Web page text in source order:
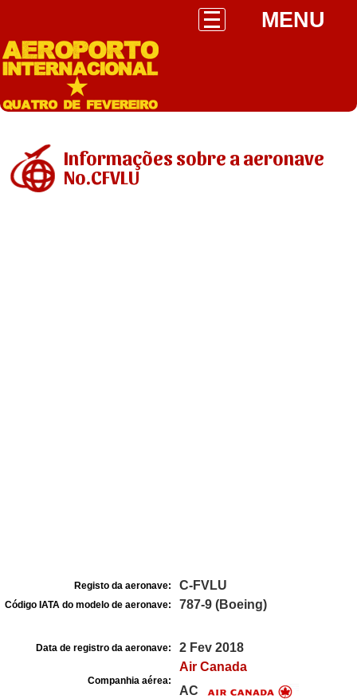
MENU
Informações sobre a aeronave
No.CFVLU
Registo da aeronave: C-FVLU
Código IATA do modelo de aeronave: 787-9 (Boeing)
Data de registro da aeronave: 2 Fev 2018
Companhia aérea:
Air Canada
AC